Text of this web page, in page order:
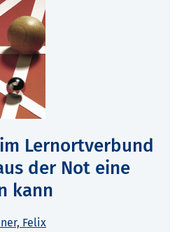
Lernortverbund
der Not eine
kann
Felix